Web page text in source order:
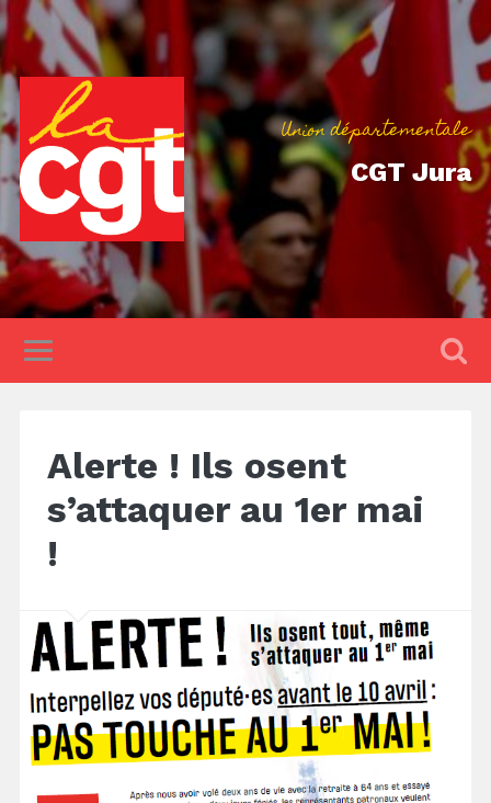
Union départementale
CGT Jura
Alerte ! Ils osent
s’attaquer au 1er mai
!